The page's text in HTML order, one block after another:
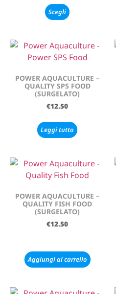
Scegli
POWER AQUACULTURE –
QUALITY SPS FOOD
(SURGELATO)
€12.50
Leggi tutto
POWER AQUACULTURE –
QUALITY FISH FOOD
(SURGELATO)
€12.50
Aggiungi al carrello